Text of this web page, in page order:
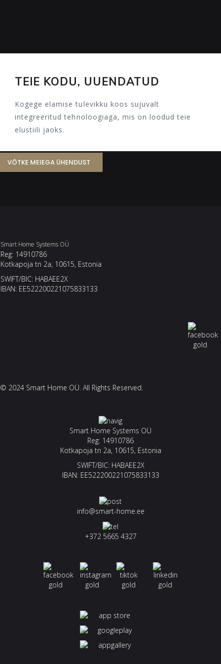
TEIE KODU, UUENDATUD
Kogege elamise tulevikku koos sujuvalt
integreeritud tehnoloogiaga, mis on loodud teie
elustiili jaoks.
VÕTKE MEIEGA ÜHENDUST
Smart Home Systems OÜ
Reg: 14910786
Kotkapoja tn 2a, 10615, Estonia
SWIFT/BIC: HABAEE2X
IBAN: EE522200221075833133
© 2024 Smart Home OÜ. All Rights Reserved.
Smart Home Systems OÜ
Reg: 14910786
Kotkapoja tn 2a, 10615, Estonia
SWIFT/BIC: HABAEE2X
IBAN: EE522200221075833133
info@smart-home.ee
+372 5665 4327